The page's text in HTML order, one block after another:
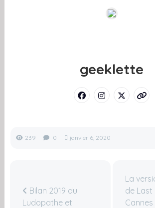
geeklette
239 0 janvier 6, 2020
Bilan 2019 du
Ludopathe et
La
de Last